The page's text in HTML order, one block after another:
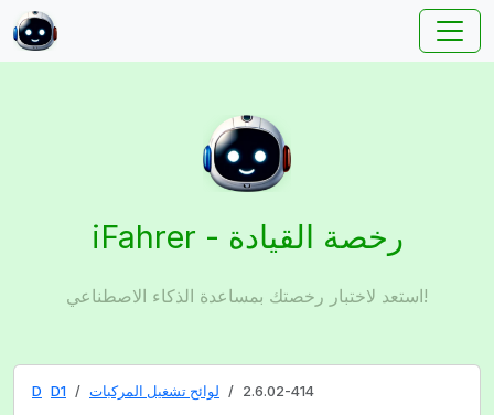
iFahrer - رخصة القيادة
استعد لاختبار رخصتك بمساعدة الذكاء الاصطناعي!
D D1 لوائح تشغيل المركبات 2.6.02-414